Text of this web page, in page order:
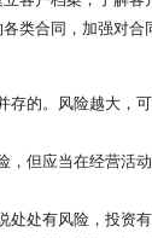
类合同，加强对合
的。风险越大，
但应当在经营活
处有风险，投资